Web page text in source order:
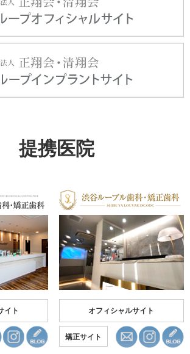
提携医院
イト オフィシャルサイト
矯正サイト